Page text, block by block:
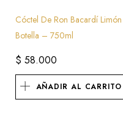
Cóctel De Ron Bacardí Limón
Botella – 750ml
$ 58.000
AÑADIR AL CARRITO